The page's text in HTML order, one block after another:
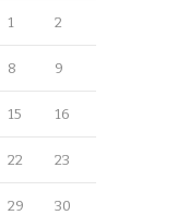
1 2
8 9
15 16
22 23
29 30